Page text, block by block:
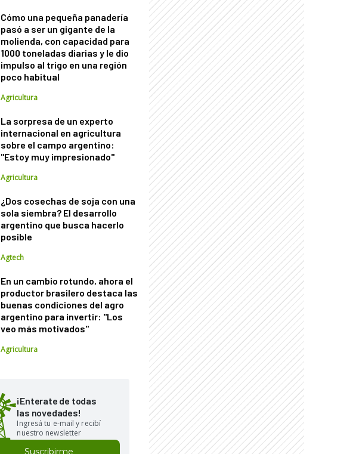
Cómo una pequeña panadería
pasó a ser un gigante de la
molienda, con capacidad para
1000 toneladas diarias y le dio
impulso al trigo en una región
poco habitual
Agricultura
La sorpresa de un experto
internacional en agricultura
sobre el campo argentino:
"Estoy muy impresionado"
Agricultura
¿Dos cosechas de soja con una
sola siembra? El desarrollo
argentino que busca hacerlo
posible
Agtech
En un cambio rotundo, ahora el
productor brasilero destaca las
buenas condiciones del agro
argentino para invertir: "Los
veo más motivados"
Agricultura
¡Enterate de todas
las novedades!
Ingresá tu e-mail y recibí
nuestro newsletter
Suscribirme